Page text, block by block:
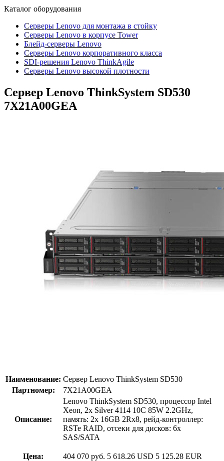
Каталог оборудования
Серверы Lenovo для монтажа в стойку
Серверы Lenovo в корпусе Tower
Блейд-серверы Lenovo
Cерверы Lenovo корпоративного класса
SDI-решения Lenovo ThinkAgile
Серверы Lenovo высокой плотности
Сервер Lenovo ThinkSystem SD530
7X21A00GEA
Наименование: Сервер Lenovo ThinkSystem SD530
Партномер:
7X21A00GEA
Описание:
Lenovo ThinkSystem SD530, процессор Intel
Xeon, 2x Silver 4114 10C 85W 2.2GHz,
память: 2x 16GB 2Rx8, рейд-контроллер:
RSTe RAID, отсеки для дисков: 6x
SAS/SATA
Цена: 404 070 руб. 5 618.26 USD 5 125.28 EUR